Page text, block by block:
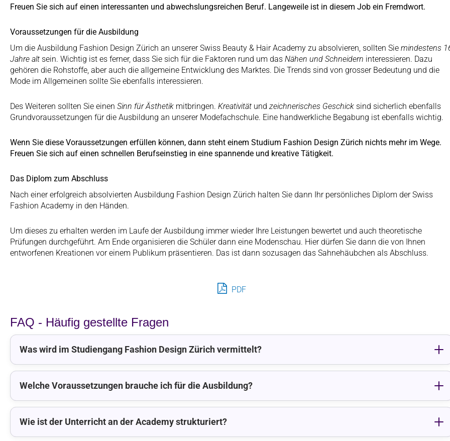
Freuen Sie sich auf einen interessanten und abwechslungsreichen Beruf. Langeweile ist in diesem Job ein Fremdwort.
Voraussetzungen für die Ausbildung
Um die Ausbildung Fashion Design Zürich an unserer Swiss Beauty & Hair Academy zu absolvieren, sollten Sie mindestens
Jahre alt sein. Wichtig ist es ferner, dass Sie sich für die Faktoren rund um das Nähen und Schneidern interessieren. Dazu
gehören die Rohstoffe, aber auch die allgemeine Entwicklung des Marktes. Die Trends sind von grosser Bedeutung und die
Mode im Allgemeinen sollte Sie ebenfalls interessieren.
Des Weiteren sollten Sie einen Sinn für Ästhetik mitbringen. Kreativität und zeichnerisches Geschick sind sicherlich ebenfalls
Grundvoraussetzungen für die Ausbildung an unserer Modefachschule. Eine handwerkliche Begabung ist ebenfalls wichtig.
Wenn Sie diese Voraussetzungen erfüllen können, dann steht einem Studium Fashion Design Zürich nichts mehr im Wege.
Freuen Sie sich auf einen schnellen Berufseinstieg in eine spannende und kreative Tätigkeit.
Das Diplom zum Abschluss
Nach einer erfolgreich absolvierten Ausbildung Fashion Design Zürich halten Sie dann Ihr persönliches Diplom der Swiss
Fashion Academy in den Händen.
Um dieses zu erhalten werden im Laufe der Ausbildung immer wieder Ihre Leistungen bewertet und auch theoretische
Prüfungen durchgeführt. Am Ende organisieren die Schüler dann eine Modenschau. Hier dürfen Sie dann die von Ihnen
entworfenen Kreationen vor einem Publikum präsentieren. Das ist dann sozusagen das Sahnehäubchen als Abschluss.
PDF
FAQ - Häufig gestellte Fragen
Was wird im Studiengang Fashion Design Zürich vermittelt?
Welche Voraussetzungen brauche ich für die Ausbildung?
Wie ist der Unterricht an der Academy strukturiert?